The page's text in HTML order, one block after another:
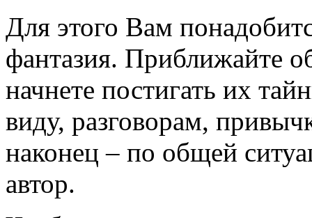
Для этого Вам
фантазия. Приближайте
начнете постигать их
виду, разговорам,
наконец – по общей
автор.